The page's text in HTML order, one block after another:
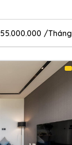
55.000.000 /Tháng